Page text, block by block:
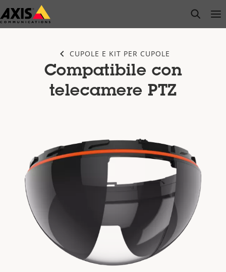
Salta
al
open
CUPOLE E KIT PER CUPOLE
Compatibile con
telecamere PTZ